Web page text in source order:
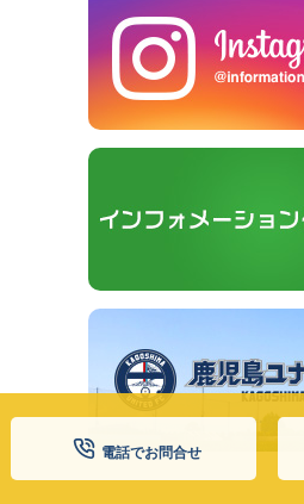
電話でお問合せ